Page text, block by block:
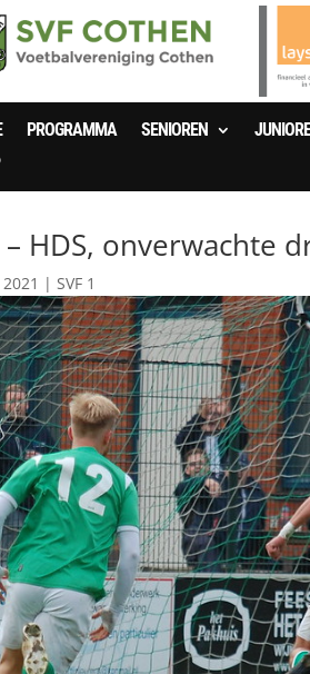
PROGRAMMA SENIOREN
– HDS, onverwachte
| SVF 1